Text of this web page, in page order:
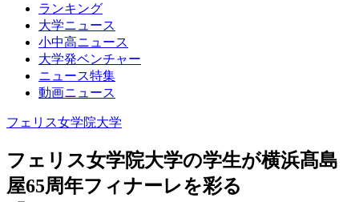
ランキング
大学ニュース
小中高ニュース
大学発ベンチャー
ニュース特集
動画ニュース
フェリス女学院大学
フェリス女学院大学の学生が横浜髙島
屋65周年フィナーレを彩る